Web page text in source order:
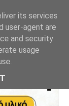
its services
user-agent are
and security
usage